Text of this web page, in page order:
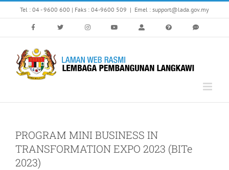
to
Tel : 04 - 9600 600 | Faks : 04-9600 509 | Emel : support@lada.gov.my
PROGRAM MINI BUSINESS IN
TRANSFORMATION EXPO 2023 (BITe
2023)